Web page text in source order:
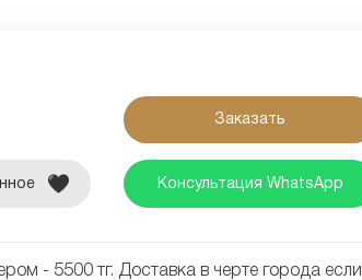
Заказать
Консультация WhatsApp
- 5500 тг. Доставка в черте города если